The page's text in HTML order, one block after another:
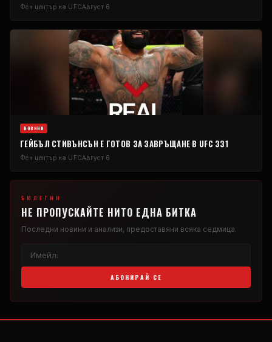
Фен център на UFCАвгуст 6
НОВИНИ
ГЕЙБЪЛ СТИВЪНСЪН Е ГОТОВ ЗА ЗАВРЪЩАНЕ В UFC 331
Фен център на UFCАвгуст 6
БЮЛЕТИН
НЕ ПРОПУСКАЙТЕ НИТО ЕДНА БИТКА
Последни новини и анализи, предоставяни всяка седмица.
АБОНИРАЙ СЕ